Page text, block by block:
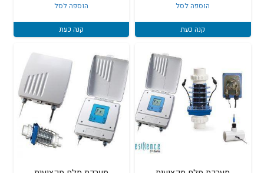
הוספה לסל
קנה כעת
הוספה לסל
קנה כעת